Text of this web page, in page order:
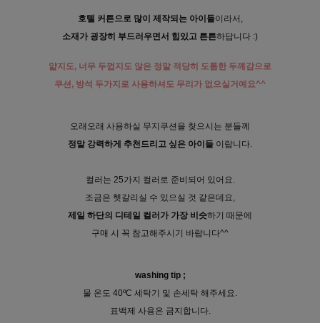
호텔 커튼으로 많이 제작되는 아이들이라서,
소재가 굉장히 부드러우면서 힘있고 튼튼하답니다 :)
얇지도, 너무 두껍지도 않은 정말 적당히 도톰한 두께감으로
쿠션, 방석 두가지로 사용하셔도 무리가 없으실거예요^^
오래오래 사용하실 무지쿠션을 찾으시는 분들께
정말 강력하게 추천드리고 싶은 아이들 이랍니다.
컬러는 25가지 컬러로 준비되어 있어요.
조금은 헷갈리실 수 있으실 것 같은데요,
제일 하단의 디테일 컬러가 가장 비슷하기 때문에
구매 시 꼭 참고해주시기 바랍니다^^
washing tip ;
물 온도 40ºC 세탁기 및 손세탁 해주세요.
표백제 사용은 금지합니다.